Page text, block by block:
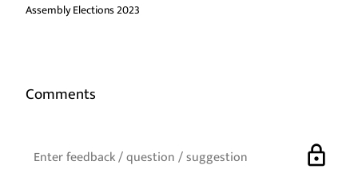
Assembly Elections 2023
Comments
lock